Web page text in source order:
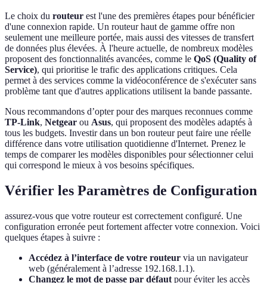
Le choix du routeur est l'une des premières étapes pour bénéficier
d'une connexion rapide. Un routeur haut de gamme offre non
seulement une meilleure portée, mais aussi des vitesses de transfert
de données plus élevées. À l'heure actuelle, de nombreux modèles
proposent des fonctionnalités avancées, comme le QoS (Quality of
Service), qui prioritise le trafic des applications critiques. Cela
permet à des services comme la vidéoconférence de s'exécuter sans
problème tant que d'autres applications utilisent la bande passante.
Nous recommandons d’opter pour des marques reconnues comme
TP-Link, Netgear ou Asus, qui proposent des modèles adaptés à
tous les budgets. Investir dans un bon routeur peut faire une réelle
différence dans votre utilisation quotidienne d'Internet. Prenez le
temps de comparer les modèles disponibles pour sélectionner celui
qui correspond le mieux à vos besoins spécifiques.
Vérifier les Paramètres de Configuration
assurez-vous que votre routeur est correctement configuré. Une
configuration erronée peut fortement affecter votre connexion. Voici
quelques étapes à suivre :
Accédez à l’interface de votre routeur via un navigateur
web (généralement à l’adresse 192.168.1.1).
Changez le mot de passe par défaut pour éviter les accès